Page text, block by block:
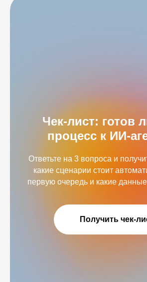
Чек-лист: готов
процесс к ИИ-
Ответьте на 3 вопроса и
какие сценарии стоит
первую очередь и какие данные
Получить чек-